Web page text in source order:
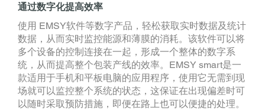
通过数字化提高效率
使用 EMSY软件等数字产品，轻松获取实时数据及统计
数据，从而实时监控能源和薄膜的消耗。该软件可以将
多个设备的控制连接在一起，形成一个整体的数字系
统，从而提高整个包装产线的效率。EMSY smart是一
款适用于手机和平板电脑的应用程序，使用它无需到现
场就可以监控整个系统的状态，这保证在出现偏差时可
以随时采取预防措施，即便在路上也可以便捷的处理。